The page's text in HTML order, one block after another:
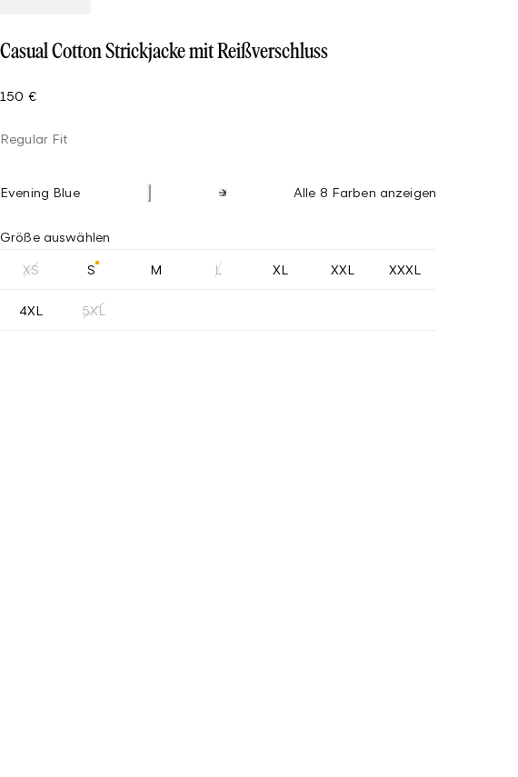
Casual Cotton Strickjacke mit Reißverschluss
150 €
Regular Fit
Evening Blue Alle 8 Farben anzeigen
Größe auswählen
XS S M L XL XXL XXXL
4XL 5XL